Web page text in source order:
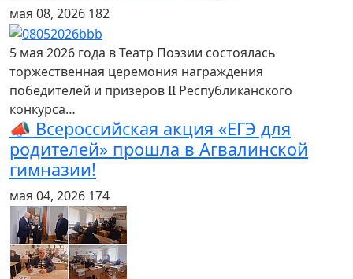
мая 08, 2026 182
5 мая 2026 года в Театр Поэзии состоялась
торжественная церемония награждения
победителей и призеров II Республиканского
конкурса…
📣 Всероссийская акция «ЕГЭ для
родителей» прошла в Агвалинской
гимназии!
мая 04, 2026 174